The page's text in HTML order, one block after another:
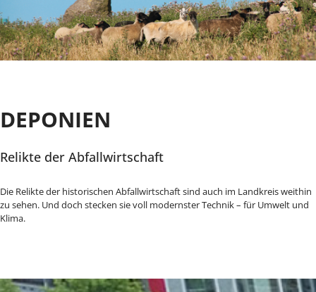
DEPONIEN
Relikte der Abfallwirtschaft
Die Relikte der historischen Abfallwirtschaft sind auch im Landkreis weithin
zu sehen. Und doch stecken sie voll modernster Technik – für Umwelt und
Klima.